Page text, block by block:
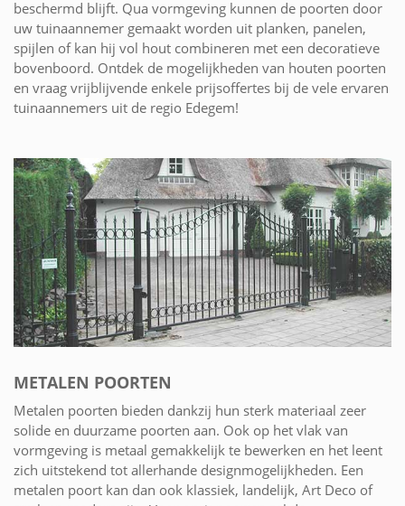
beschermd blijft. Qua vormgeving kunnen de poorten door
uw tuinaannemer gemaakt worden uit planken, panelen,
spijlen of kan hij vol hout combineren met een decoratieve
bovenboord. Ontdek de mogelijkheden van houten poorten
en vraag vrijblijvende enkele prijsoffertes bij de vele ervaren
tuinaannemers uit de regio Edegem!
METALEN POORTEN
Metalen poorten bieden dankzij hun sterk materiaal zeer
solide en duurzame poorten aan. Ook op het vlak van
vormgeving is metaal gemakkelijk te bewerken en het leent
zich uitstekend tot allerhande designmogelijkheden. Een
metalen poort kan dan ook klassiek, landelijk, Art Deco of